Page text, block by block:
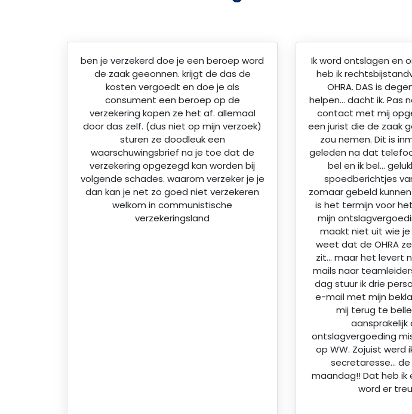
ben je verzekerd doe je een beroep word
de zaak geeonnen. krijgt de das de
kosten vergoedt en doe je als
consument een beroep op de
verzekering kopen ze het af. allemaal
door das zelf. (dus niet op mijn verzoek)
sturen ze doodleuk een
waarschuwingsbrief na je toe dat de
verzekering opgezegd kan worden bij
volgende schades. waarom verzeker je je
dan kan je net zo goed niet verzekeren
welkom in communistische
verzekeringsland
Ik word ontslagen en
heb ik
OHRA. DAS is
helpen… dacht ik. Pas
contact met mij
een jurist die de zaak
zou nemen. Dit is
geleden na dat
bel en ik bel…
spoedberichtjes
zomaar gebeld
is het termijn voor
mijn
maakt niet uit wie
weet dat de OHRA
zit… maar het levert
mails naar
dag stuur ik drie
e-mail met mijn
mij terug te
aansprakelijk
ontslagvergoeding
op WW. Zojuist werd
secretaresse…
maandag!! Dat heb ik
word er